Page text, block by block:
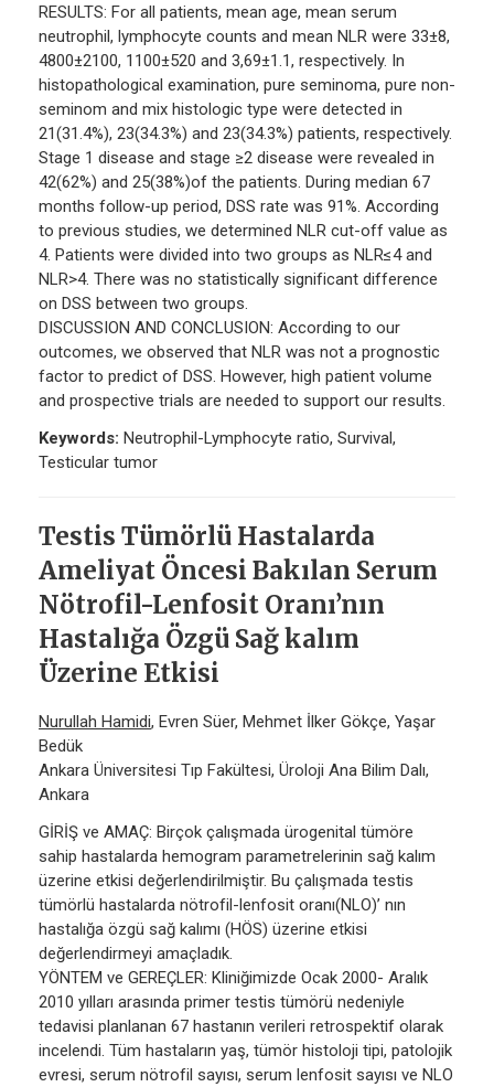
RESULTS: For all patients, mean age, mean serum
neutrophil, lymphocyte counts and mean NLR were 33±8,
4800±2100, 1100±520 and 3,69±1.1, respectively. In
histopathological examination, pure seminoma, pure non-
seminom and mix histologic type were detected in
21(31.4%), 23(34.3%) and 23(34.3%) patients, respectively.
Stage 1 disease and stage ≥2 disease were revealed in
42(62%) and 25(38%)of the patients. During median 67
months follow-up period, DSS rate was 91%. According
to previous studies, we determined NLR cut-off value as
4. Patients were divided into two groups as NLR≤4 and
NLR>4. There was no statistically significant difference
on DSS between two groups.
DISCUSSION AND CONCLUSION: According to our
outcomes, we observed that NLR was not a prognostic
factor to predict of DSS. However, high patient volume
and prospective trials are needed to support our results.
Keywords: Neutrophil-Lymphocyte ratio, Survival,
Testicular tumor
Testis Tümörlü Hastalarda
Ameliyat Öncesi Bakılan Serum
Nötrofil-Lenfosit Oranı’nın
Hastalığa Özgü Sağ kalım
Üzerine Etkisi
Nurullah Hamidi, Evren Süer, Mehmet İlker Gökçe, Yaşar
Bedük
Ankara Üniversitesi Tıp Fakültesi, Üroloji Ana Bilim Dalı,
Ankara
GİRİŞ ve AMAÇ: Birçok çalışmada ürogenital tümöre
sahip hastalarda hemogram parametrelerinin sağ kalım
üzerine etkisi değerlendirilmiştir. Bu çalışmada testis
tümörlü hastalarda nötrofil-lenfosit oranı(NLO)’ nın
hastalığa özgü sağ kalımı (HÖS) üzerine etkisi
değerlendirmeyi amaçladık.
YÖNTEM ve GEREÇLER: Kliniğimizde Ocak 2000- Aralık
2010 yılları arasında primer testis tümörü nedeniyle
tedavisi planlanan 67 hastanın verileri retrospektif olarak
incelendi. Tüm hastaların yaş, tümör histoloji tipi, patolojik
evresi, serum nötrofil sayısı, serum lenfosit sayısı ve NLO